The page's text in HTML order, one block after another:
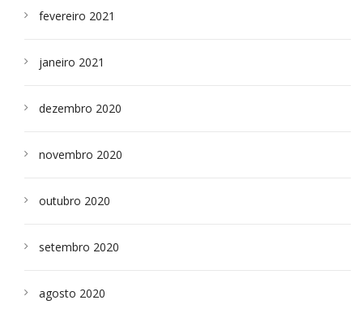
fevereiro 2021
janeiro 2021
dezembro 2020
novembro 2020
outubro 2020
setembro 2020
agosto 2020